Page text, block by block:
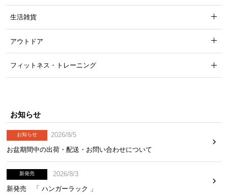
生活雑貨
アウトドア
フィットネス・トレーニング
お知らせ
お知らせ
2026/8/5
お盆期間中の出荷・配送・お問い合わせについて
新発売
2026/8/3
新発売 「 ハンガーラック 」